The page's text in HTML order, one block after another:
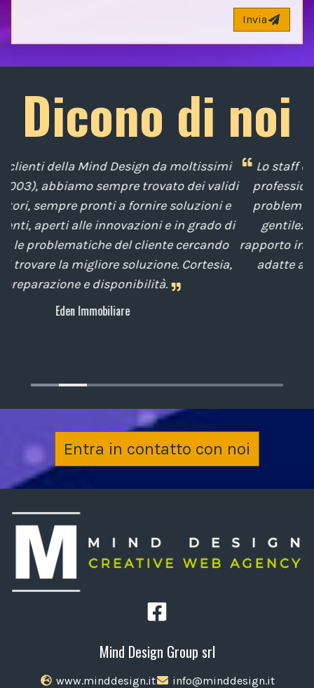
Invia
Dicono di noi
di
Lo staff della Mind Design ci ha mostrato la sua
professionalità nella soluzione tempestiva dei
problemi posti da noi nel corso degli anni, con
gentilezza e disponibilità nella gestione del
rapporto interpersonale, con competenze tecniche
adatte alle nostre esigenze sempre attenti al
cliente.
Entra in contatto con noi
Mind Design Group srl
www.minddesign.it
info@minddesign.it